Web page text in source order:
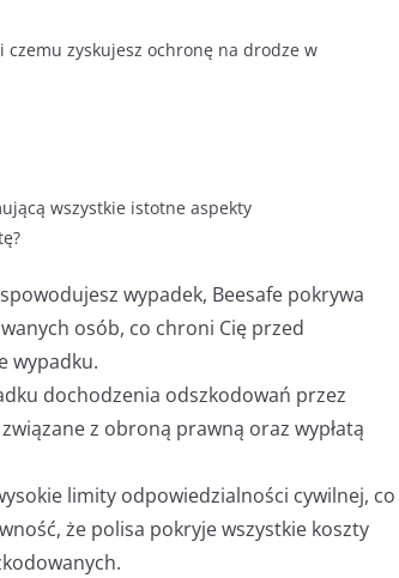
zyskujesz ochronę na drodze w
wszystkie istotne aspekty
spowodujesz wypadek, Beesafe pokrywa
osób, co chroni Cię przed
wypadku.
dochodzenia odszkodowań przez
z obroną prawną oraz wypłatą
limity odpowiedzialności cywilnej, co
że polisa pokryje wszystkie koszty